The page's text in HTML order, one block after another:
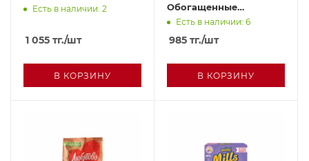
Есть в наличии: 2
1 055 тг./шт
В КОРЗИНУ
Обогащенные
витаминами и железом
200г кор
Есть в наличии: 6
985 тг./шт
В КОРЗИНУ